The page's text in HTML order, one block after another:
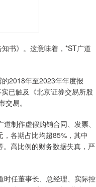
书》。这意味着，*ST广道
2018年至2023年年度报
已触及《北京证券交易所股
易。
制作虚假购销合同、发票、
各期占比均超85%，其中
高比例的财务数据失真，严
任董事长、总经理、实际控